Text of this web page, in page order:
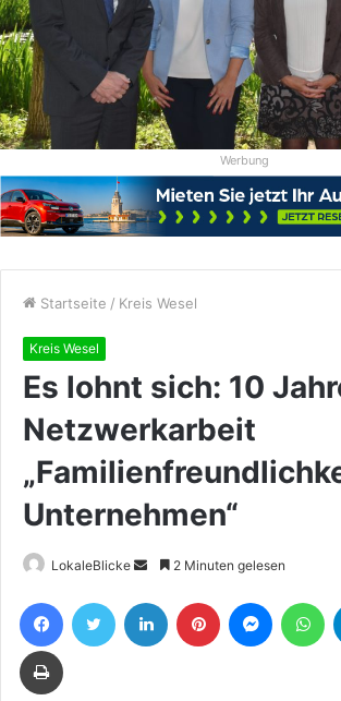
Werbung
Startseite / Kreis Wesel
Kreis Wesel
Es lohnt sich: 10
Netzwerkarbeit
Unternehmen“
LokaleBlicke
Sende
eine
E-
2 Minuten gelesen
FacebookTwitter LinkedIn Pinterest
Drucken